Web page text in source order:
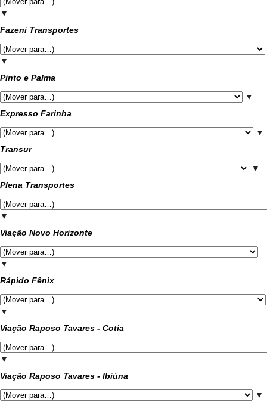
▼
Fazeni Transportes
▼
Pinto e Palma
▼
Expresso Farinha
▼
Transur
▼
Plena Transportes
▼
Viação Novo Horizonte
▼
Rápido Fênix
▼
Viação Raposo Tavares - Cotia
▼
Viação Raposo Tavares - Ibiúna
▼